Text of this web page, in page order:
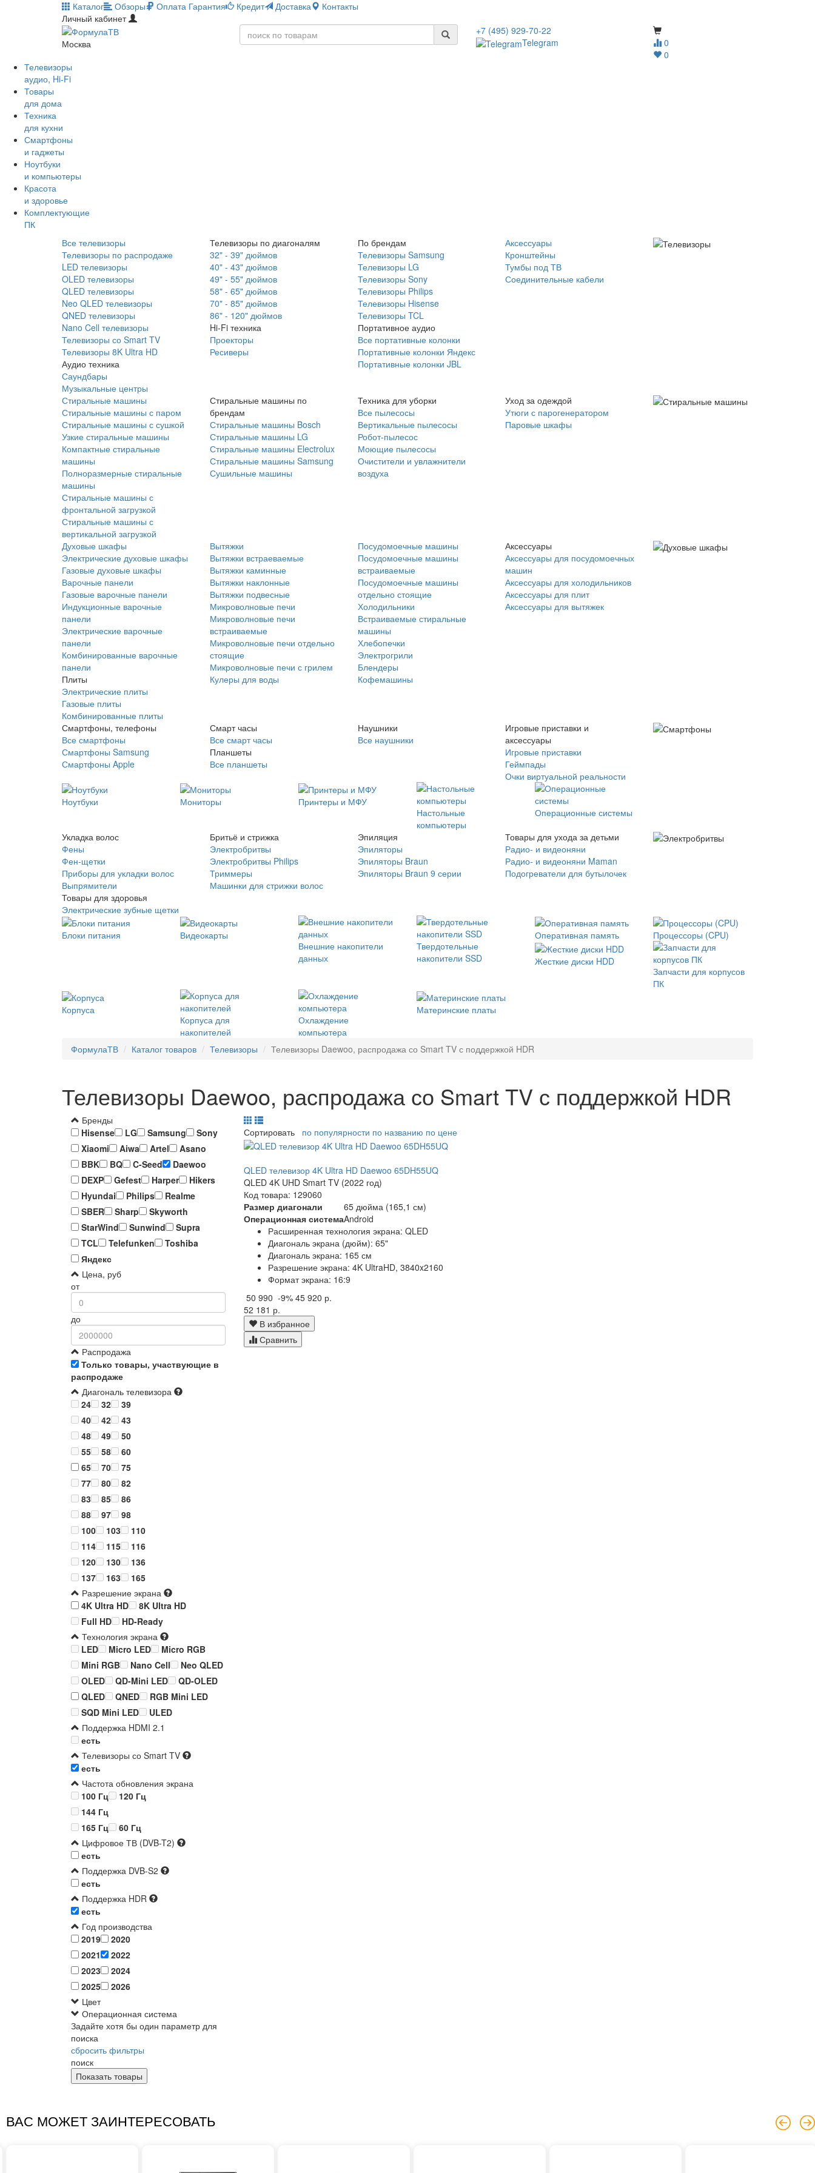
Каталог Обзоры Оплата Гарантия Кредит Доставка
Контакты
Личный кабинет
Москва
0
0
+7 (495) 929-70-22
Telegram
Телевизоры
аудио, Hi-Fi
Товары
для дома
Техника
для кухни
Смартфоны
и гаджеты
Ноутбуки
и компьютеры
Красота
и здоровье
Комплектующие
ПК
Все телевизоры
Телевизоры по распродаже
LED телевизоры
OLED телевизоры
QLED телевизоры
Neo QLED телевизоры
QNED телевизоры
Nano Cell телевизоры
Телевизоры со Smart TV
Телевизоры 8K Ultra HD
Аудио техника
Саундбары
Музыкальные центры
Телевизоры по диагоналям
32" - 39" дюймов
40" - 43" дюймов
49" - 55" дюймов
58" - 65" дюймов
70" - 85" дюймов
86" - 120" дюймов
Hi-Fi техника
Проекторы
Ресиверы
По брендам
Телевизоры Samsung
Телевизоры LG
Телевизоры Sony
Телевизоры Philips
Телевизоры Hisense
Телевизоры TCL
Портативное аудио
Все портативные колонки
Портативные колонки Яндекс
Портативные колонки JBL
Аксессуары
Кронштейны
Тумбы под ТВ
Соединительные кабели
Стиральные машины
Стиральные машины с паром
Стиральные машины с сушкой
Узкие стиральные машины
Компактные стиральные
машины
Полноразмерные стиральные
машины
Стиральные машины с
фронтальной загрузкой
Стиральные машины с
вертикальной загрузкой
Стиральные машины по
брендам
Стиральные машины Bosch
Стиральные машины LG
Стиральные машины Electrolux
Стиральные машины Samsung
Сушильные машины
Техника для уборки
Все пылесосы
Вертикальные пылесосы
Робот-пылесос
Моющие пылесосы
Очистители и увлажнители
воздуха
Уход за одеждой
Утюги с парогенератором
Паровые шкафы
Духовые шкафы
Электрические духовые шкафы
Газовые духовые шкафы
Варочные панели
Газовые варочные панели
Индукционные варочные
панели
Электрические варочные
панели
Комбинированные варочные
панели
Плиты
Электрические плиты
Газовые плиты
Комбинированные плиты
Вытяжки
Вытяжки встраеваемые
Вытяжки каминные
Вытяжки наклонные
Вытяжки подвесные
Микроволновые печи
Микроволновые печи
встраиваемые
Микроволновые печи отдельно
стоящие
Микроволновые печи с грилем
Кулеры для воды
Посудомоечные машины
Посудомоечные машины
встраиваемые
Посудомоечные машины
отдельно стоящие
Холодильники
Встраиваемые стиральные
машины
Хлебопечки
Электрогрили
Блендеры
Кофемашины
Аксессуары
Аксессуары для посудомоечных
машин
Аксессуары для холодильников
Аксессуары для плит
Аксессуары для вытяжек
Смартфоны, телефоны
Все смартфоны
Смартфоны Samsung
Смартфоны Apple
Смарт часы
Все смарт часы
Планшеты
Все планшеты
Наушники
Все наушники
Игровые приставки и
аксессуары
Игровые приставки
Геймпады
Очки виртуальной реальности
Ноутбуки Мониторы
Принтеры и МФУ
Настольные
компьютеры
Операционные системы
Укладка волос
Фены
Фен-щетки
Приборы для укладки волос
Выпрямители
Товары для здоровья
Электрические зубные щетки
Бритьё и стрижка
Электробритвы
Электробритвы Philips
Триммеры
Машинки для стрижки волос
Эпиляция
Эпиляторы
Эпиляторы Braun
Эпиляторы Braun 9 серии
Товары для ухода за детьми
Радио- и видеоняни
Радио- и видеоняни Maman
Подогреватели для бутылочек
Блоки питания
Видеокарты
Внешние накопители
данных
Твердотельные
накопители SSD
Оперативная память Процессоры (CPU)
Жесткие диски HDD
Запчасти для корпусов
ПК
Корпуса
Корпуса для
накопителей
Охлаждение
компьютера
Материнские платы
ФормулаТВ Каталог товаров Телевизоры Телевизоры Daewoo, распродажа со Smart TV с поддержкой HDR
Телевизоры Daewoo, распродажа со Smart TV с поддержкой HDR
Бренды
Hisense
LG Samsung
Sony
Xiaomi
Aiwa Artel
Asano
BBK
BQ C-Seed
Daewoo
DEXP
Gefest Harper
Hikers
Hyundai
Philips
Realme
SBER
Sharp
Skyworth
StarWind
Sunwind
Supra
TCL
Telefunken
Toshiba
Яндекс
Цена, руб
от
до
Распродажа
Только товары, участвующие в
распродаже
Диагональ телевизора
24
32
39
40
42
43
48
49
50
55
58
60
65
70
75
77
80
82
83
85
86
88
97
98
100
103
110
114
115
116
120
130
136
137
163
165
Разрешение экрана
4K Ultra HD
8K Ultra HD
Full HD
HD-Ready
Технология экрана
LED
Micro LED
Micro RGB
Mini RGB
Nano Cell
Neo QLED
OLED
QD-Mini LED
QD-OLED
QLED
QNED
RGB Mini LED
SQD Mini LED
ULED
Поддержка HDMI 2.1
есть
Телевизоры со Smart TV
есть
Частота обновления экрана
100 Гц
120 Гц
144 Гц
165 Гц
60 Гц
Цифровое ТВ (DVB-T2)
есть
Поддержка DVB-S2
есть
Поддержка HDR
есть
Год производства
2019
2020
2021
2022
2023
2024
2025
2026
Цвет
Операционная система
Задайте хотя бы один параметр для
поиска
сбросить фильтры
поиск
Сортировать по популярности по названию по цене
QLED телевизор 4K Ultra HD Daewoo 65DH55UQ
QLED 4K UHD Smart TV (2022 год)
Код товара: 129060
Размер диагонали
65 дюйма (165,1 см)
Операционная системаAndroid
Расширенная технология экрана: QLED
Диагональ экрана (дюйм): 65"
Диагональ экрана: 165 см
Разрешение экрана: 4K UltraHD, 3840x2160
Формат экрана: 16:9
50 990 -9% 45 920 р.
52 181 р.
В избранное
Сравнить
ВАС МОЖЕТ ЗАИНТЕРЕСОВАТЬ